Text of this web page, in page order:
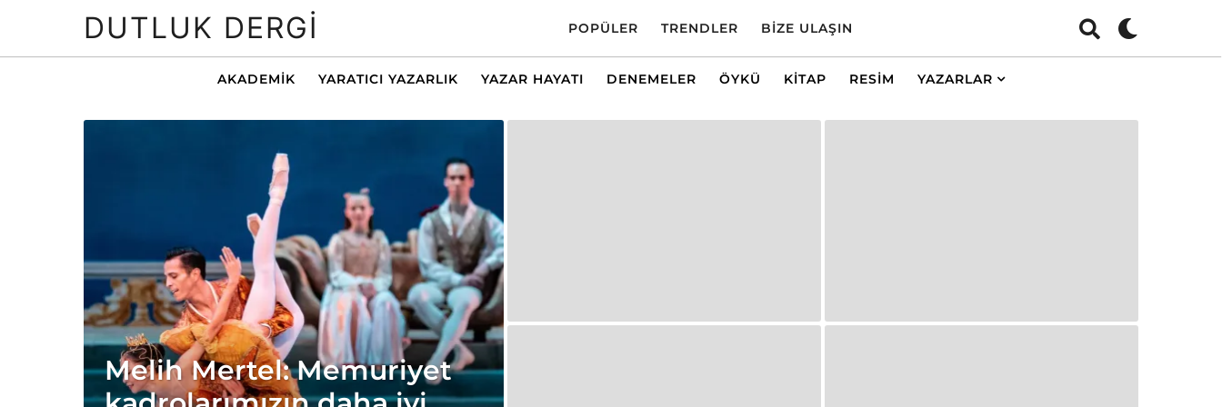
DUTLUK DERGI POPÜLER TRENDLER BIZE ULAŞIN
AKADEMIK YARATICI YAZARLIK YAZAR HAYATI DENEMELER ÖYKÜ KITAP RESIM YAZARLAR
Melih Mertel: Memuriyet